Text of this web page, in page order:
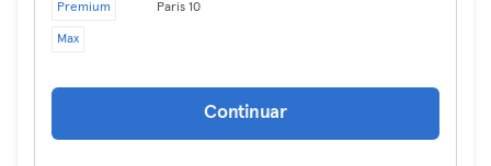
Premium
Max
Paris 10
Continuar